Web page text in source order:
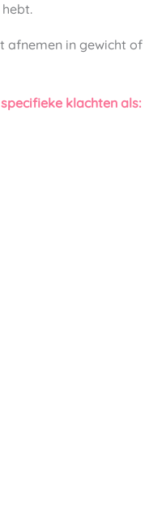
afnemen in gewicht of
klachten als: